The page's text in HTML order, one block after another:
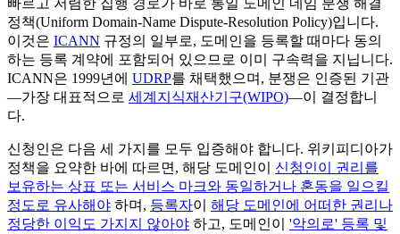
빠르고 저렴한 집행 경로가 바로 통일 도메인 네임 분쟁 해결
정책(Uniform Domain-Name Dispute-Resolution Policy)입니다.
이것은 ICANN 규정의 일부로, 도메인을 등록할 때마다 동의
하는 등록 계약에 포함되어 있으므로 이미 구속력을 지닙니다.
ICANN은 1999년에 UDRP를 채택했으며, 분쟁은 인증된 기관
—가장 대표적으로 세계지식재산기구(WIPO)—이 결정합니
다.
신청인은 다음 세 가지를 모두 입증해야 합니다. 위키피디아가
정책을 요약한 바에 따르면, 해당 도메인이 신청인이 권리를
보유하는 상표 또는 서비스 마크와 동일하거나 혼동을 일으킬
정도로 유사해야 하며, 등록자이 해당 도메인에 어떠한 권리나
정당한 이익도 가지지 않아야 하고, 도메인이 '악의로' 등록 및